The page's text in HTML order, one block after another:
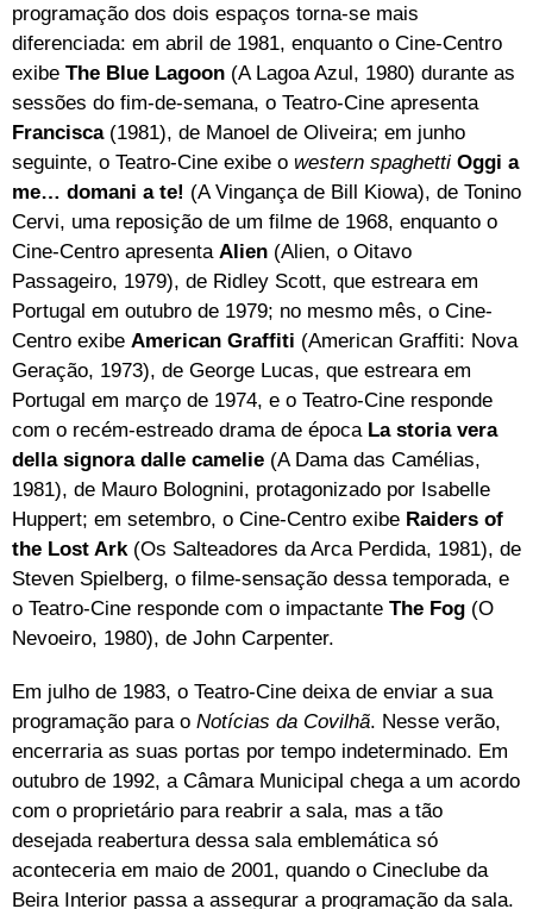
programação dos dois espaços torna-se mais
diferenciada: em abril de 1981, enquanto o Cine-Centro
exibe The Blue Lagoon (A Lagoa Azul, 1980) durante as
sessões do fim-de-semana, o Teatro-Cine apresenta
Francisca(1981), de Manoel de Oliveira; em junho
seguinte, o Teatro-Cine exibe o western spaghetti Oggi a
me… domani a te! (A Vingança de Bill Kiowa), de Tonino
Cervi, uma reposição de um filme de 1968, enquanto o
Cine-Centro apresenta Alien (Alien, o Oitavo
Passageiro, 1979), de Ridley Scott, que estreara em
Portugal em outubro de 1979; no mesmo mês, o Cine-
Centro exibe American Graffiti (American Graffiti: Nova
Geração, 1973), de George Lucas, que estreara em
Portugal em março de 1974, e o Teatro-Cine responde
com o recém-estreado drama de época La storia vera
della signora dalle camelie (A Dama das Camélias,
1981), de Mauro Bolognini, protagonizado por Isabelle
Huppert; em setembro, o Cine-Centro exibe Raiders of
the Lost Ark (Os Salteadores da Arca Perdida, 1981), de
Steven Spielberg, o filme-sensação dessa temporada, e
o Teatro-Cine responde com o impactante The Fog (O
Nevoeiro, 1980), de John Carpenter.
Em julho de 1983, o Teatro-Cine deixa de enviar a sua
programação para o Notícias da Covilhã. Nesse verão,
encerraria as suas portas por tempo indeterminado. Em
outubro de 1992, a Câmara Municipal chega a um acordo
com o proprietário para reabrir a sala, mas a tão
desejada reabertura dessa sala emblemática só
aconteceria em maio de 2001, quando o Cineclube da
Beira Interior passa a assegurar a programação da sala.